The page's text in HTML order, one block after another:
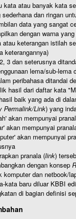
kata atau banyak kata
dan ringan
data yang sangat
dengan warna
keterangan istilah
keterangannya)
3 dan seterusnya
lema/sub-lema
peribahasa ditandai
hasil dari daftar kata
baik yang ada di
Permalink/Link) yang
akan mempunyai
akan mempunyai
akan mempunyai
pranala (link)
dengan konsep
komputer dan netbook/
kata baru diluar KBBI
di bagian definisi